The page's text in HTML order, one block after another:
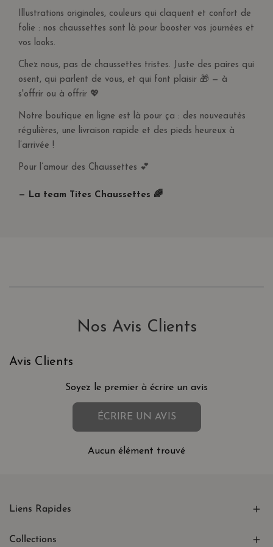
Illustrations originales, couleurs qui claquent et confort de
folie : nos chaussettes sont là pour booster vos journées et
vos looks.
Chez nous, pas de chaussettes tristes. Juste des paires qui
osent, qui parlent de vous, et qui font plaisir 🎁 — à
s'offrir ou à offrir 💖
Notre boutique en ligne est là pour ça : des nouveautés
régulières, une livraison rapide et des pieds heureux à
l’arrivée !
Pour l’amour des Chaussettes 💕
— La team Tites Chaussettes 🌈
Nos Avis Clients
Avis Clients
Soyez le premier à écrire un avis
ÉCRIRE UN AVIS
Aucun élément trouvé
Liens Rapides
Collections